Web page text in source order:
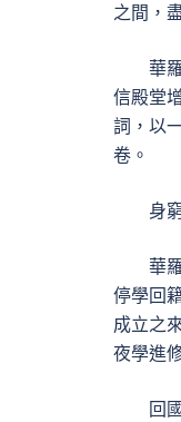
之間，
華
信殿堂
詞，以
卷。
身
華
停學回
成立之
夜學進
回